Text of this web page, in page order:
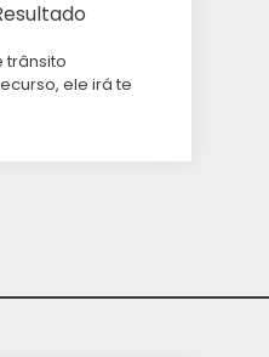
trânsito
ele irá te